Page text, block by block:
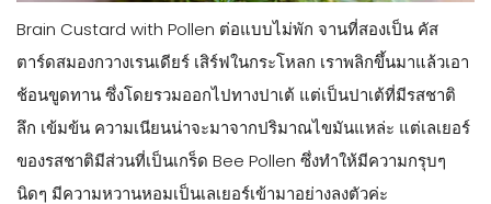
Brain Custard with Pollen ต่อแบบไม่พัก จานที่สองเป็น คัส
ตาร์ดสมองกวางเรนเดียร์ เสิร์ฟในกระโหลก เราพลิกขึ้นมาแล้วเอา
ช้อนขูดทาน ซึ่งโดยรวมออกไปทางปาเต้ แต่เป็นปาเต้ที่มีรสชาติ
ลึก เข้มข้น ความเนียนน่าจะมาจากปริมาณไขมันแหล่ะ แต่เลเยอร์
ของรสชาติมีส่วนที่เป็นเกร็ด Bee Pollen ซึ่งทำให้มีความกรุบๆ
นิดๆ มีความหวานหอมเป็นเลเยอร์เข้ามาอย่างลงตัวค่ะ